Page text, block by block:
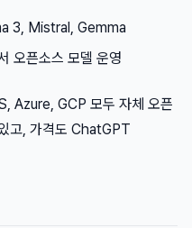
3, Mistral, Gemma
오픈소스 모델 운영
Azure, GCP 모두 자체 오픈
고, 가격도 ChatGPT